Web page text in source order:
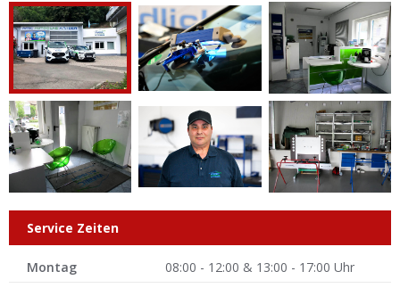
Service Zeiten
Montag
08:00 - 12:00 & 13:00 - 17:00 Uhr